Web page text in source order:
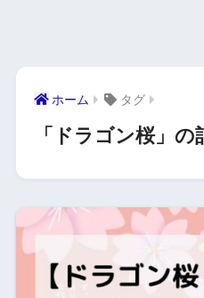
ホーム タグ
「ドラゴン桜」の